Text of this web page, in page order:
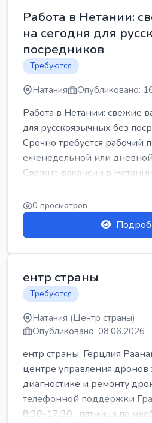
Работа в Нетании:
на сегодня для
посредников
Требуются
Натания Опубликовано:
Работа в Нетании: свежие
для русскоязычных без
Срочно требуется рабочий
еженедельной или
Свежие вакансии в Нетании
0 просмотров
ентр страны
Требуются
Натания (Центр страны)
Опубликовано: 08.06.2026
ентр страны. Герцлия
центре управления дронов
диагностике и ремонту
телефонной поддержки
8:30-17:30 , пятница по